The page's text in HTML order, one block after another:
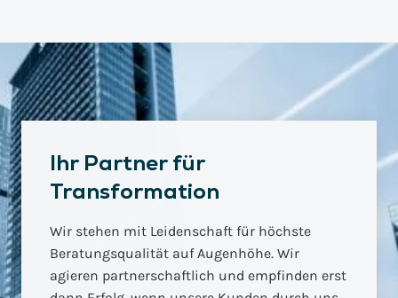
Ihr Partner für
Transformation
Wir stehen mit Leidenschaft für höchste
Beratungsqualität auf Augenhöhe. Wir
agieren partnerschaftlich und empfinden erst